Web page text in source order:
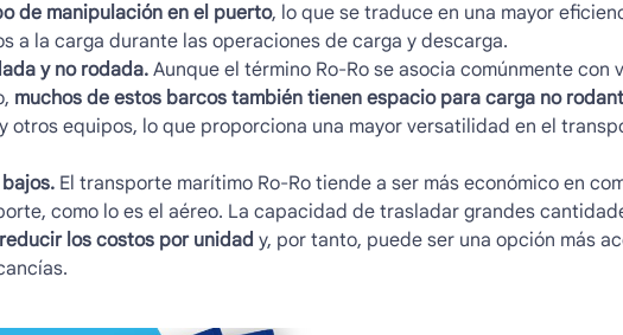
de manipulación en el puerto, lo que se traduce en una mayor
a la carga durante las operaciones de carga y descarga.
y no rodada.Aunque el término Ro-Ro se asocia comúnmente con
muchos de estos barcos también tienen espacio para carga no
otros equipos, lo que proporciona una mayor versatilidad en el
El transporte marítimo Ro-Ro tiende a ser más económico en
como lo es el aéreo. La capacidad de trasladar grandes
los costos por unidad y, por tanto, puede ser una opción más